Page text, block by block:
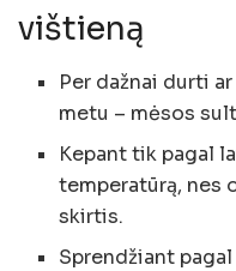
vištieną
Per dažnai durti
metu – mėsos
Kepant tik pagal
temperatūrą, nes
skirtis.
Sprendžiant